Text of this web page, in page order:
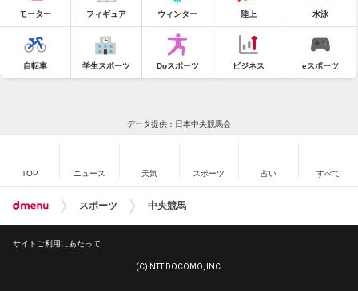
モーター フィギュア ウィンター 陸上 水泳
自転車 学生スポーツ Doスポーツ ビジネス eスポーツ
データ提供：日本中央競馬会
TOP ニュース 天気 スポーツ 占い すべて
スポーツ 中央競馬
サイトご利用にあたって
(C) NTT DOCOMO, INC.